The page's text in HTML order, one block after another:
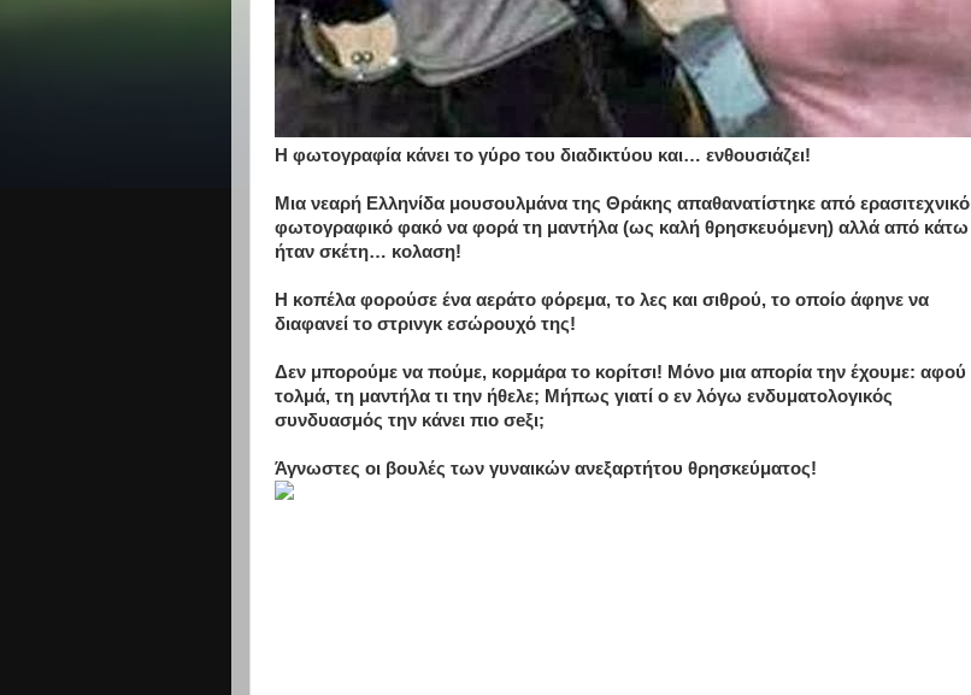
Η φωτογραφία κάνει το γύρο του διαδικτύου και… ενθουσιάζει!
Μια νεαρή Ελληνίδα μουσουλμάνα της Θράκης απαθανατίστηκε από ερασιτεχνικό
φωτογραφικό φακό να φορά τη μαντήλα (ως καλή θρησκευόμενη) αλλά από κάτω
ήταν σκέτη… κoλαση!
Η κοπέλα φορούσε ένα αεράτο φόρεμα, το λες και σιθρού, το οποίο άφηνε να
διαφανεί το στρινγκ εσώρουχό της!
Δεν μπορούμε να πούμε, κορμάρα το κορίτσι! Μόνο μια απορία την έχουμε: αφού
τολμά, τη μαντήλα τι την ήθελε; Μήπως γιατί ο εν λόγω ενδυματολογικός
συνδυασμός την κάνει πιο σeξι;
Άγνωστες οι βουλές των γυναικών ανεξαρτήτου θρησκεύματος!